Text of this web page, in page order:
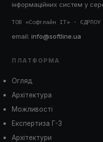
інформаційних систем у
ТОВ «Софтлайн ІТ» · ЄДРПОУ
email: info@softline.ua
ПЛАТФОРМА
Огляд
Архітектура
Можливості
Експертиза Г-3
Архітектури